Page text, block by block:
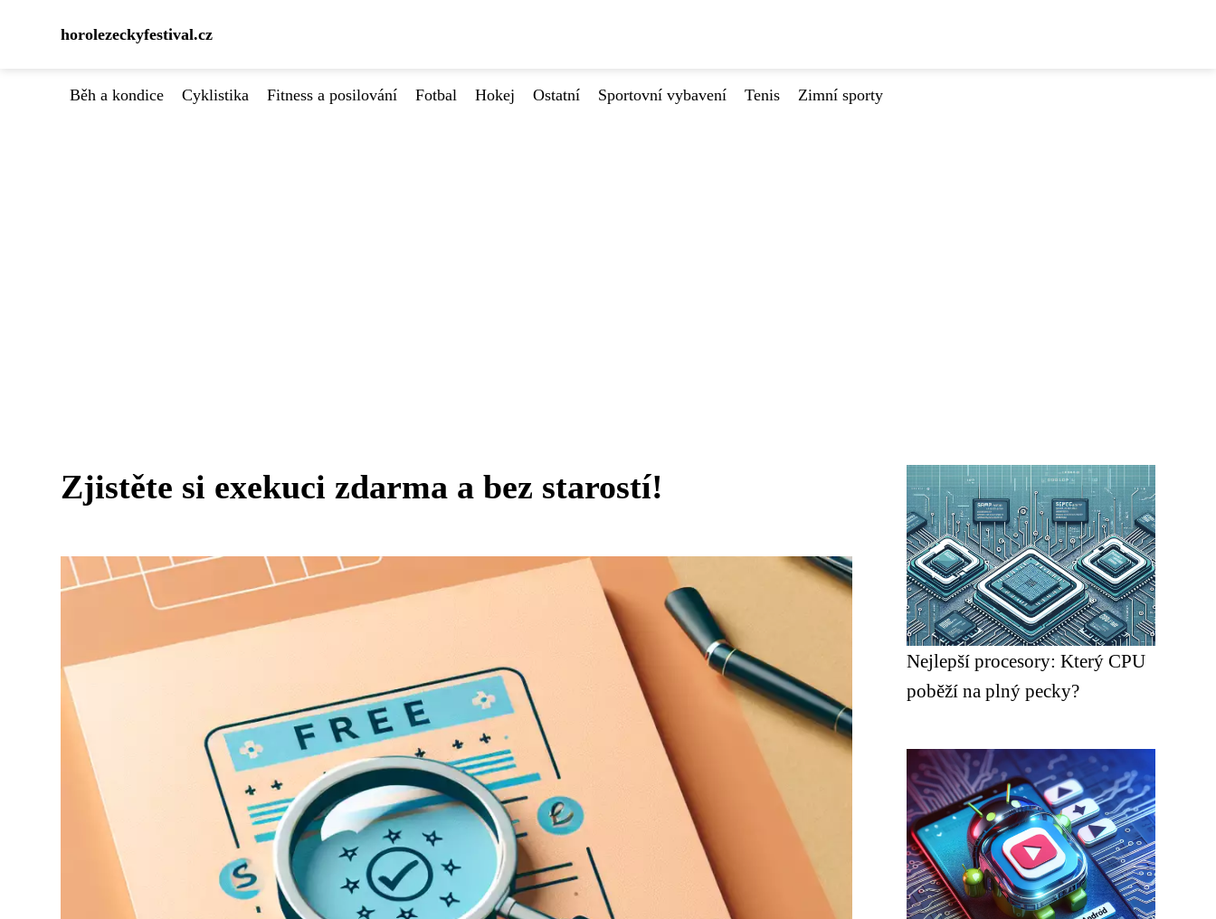
horolezeckyfestival.cz
Běh a kondice Cyklistika Fitness a posilování Fotbal Hokej Ostatní Sportovní vybavení Tenis Zimní sporty
Zjistěte si exekuci zdarma a bez starostí!
Nejlepší procesory: Který CPU
poběží na plný pecky?